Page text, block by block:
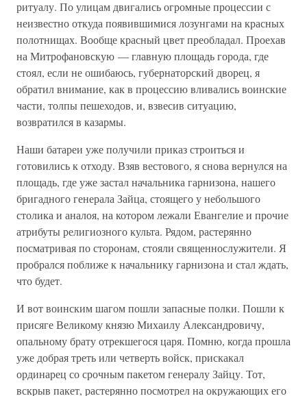
ритуалу. По улицам двигались огромные процессии с
неизвестно откуда появившимися лозунгами на красных
полотнищах. Вообще красный цвет преобладал. Проехав
на Митрофановскую — главную площадь города, где
стоял, если не ошибаюсь, губернаторский дворец, я
обратил внимание, как в процессию вливались воинские
части, толпы пешеходов, и, взвесив ситуацию,
возвратился в казармы.
Наши батареи уже получили приказ строиться и
готовились к отходу. Взяв вестового, я снова вернулся на
площадь, где уже застал начальника гарнизона, нашего
бригадного генерала Зайца, стоящего у небольшого
столика и аналоя, на котором лежали Евангелие и прочие
атрибуты религиозного культа. Рядом, растерянно
посматривая по сторонам, стояли священнослужители. Я
пробрался поближе к начальнику гарнизона и стал ждать,
что будет.
И вот воинским шагом пошли запасные полки. Пошли к
присяге Великому князю Михаилу Александровичу,
опальному брату отрекшегося царя. Помню, когда прошла
уже добрая треть или четверть войск, прискакал
ординарец со срочным пакетом генералу Зайцу. Тот,
вскрыв пакет, растерянно посмотрел на окружающих его